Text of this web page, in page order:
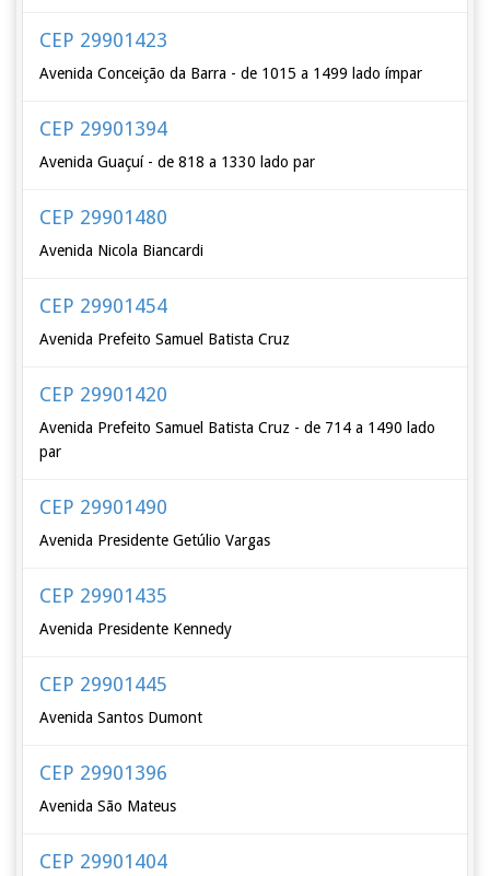
CEP 29901423
Avenida Conceição da Barra - de 1015 a 1499 lado ímpar
CEP 29901394
Avenida Guaçuí - de 818 a 1330 lado par
CEP 29901480
Avenida Nicola Biancardi
CEP 29901454
Avenida Prefeito Samuel Batista Cruz
CEP 29901420
Avenida Prefeito Samuel Batista Cruz - de 714 a 1490 lado
par
CEP 29901490
Avenida Presidente Getúlio Vargas
CEP 29901435
Avenida Presidente Kennedy
CEP 29901445
Avenida Santos Dumont
CEP 29901396
Avenida São Mateus
CEP 29901404